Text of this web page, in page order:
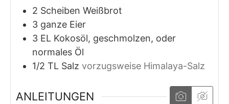
2 Scheiben Weißbrot
3 ganze Eier
3 EL Kokosöl, geschmolzen, oder
normales Öl
1/2 TL Salz vorzugsweise Himalaya-Salz
ANLEITUNGEN